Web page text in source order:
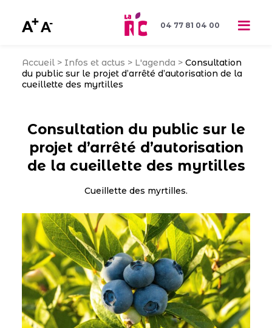
04 77 81 04 00
Accueil> Infos et actus > L'agenda > Consultation
du public sur le projet d’arrêté d’autorisation de la
cueillette des myrtilles
Consultation du public sur le
projet d’arrêté d’autorisation
de la cueillette des myrtilles
Cueillette des myrtilles.